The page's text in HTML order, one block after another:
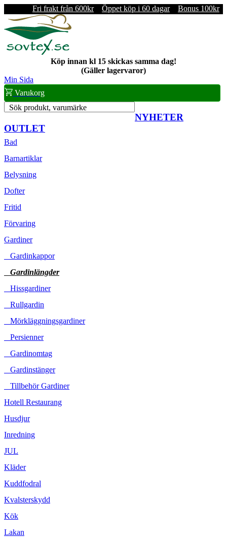
Fri frakt från 600kr Öppet köp i 60 dagar Bonus 100kr
Köp innan kl 15 skickas samma dag!
(Gäller lagervaror)
Min Sida
Varukorg
Sök produkt, varumärke
NYHETER
OUTLET
Bad
Barnartiklar
Belysning
Dofter
Fritid
Förvaring
Gardiner
Gardinkappor
Gardinlängder
Hissgardiner
Rullgardin
Mörkläggningsgardiner
Persienner
Gardinomtag
Gardinstänger
Tillbehör Gardiner
Hotell Restaurang
Husdjur
Inredning
JUL
Kläder
Kuddfodral
Kvalsterskydd
Kök
Lakan